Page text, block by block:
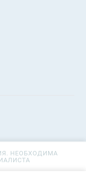
НЕОБХОДИМА